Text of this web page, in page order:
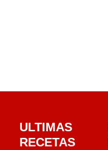
ULTIMAS
RECETAS